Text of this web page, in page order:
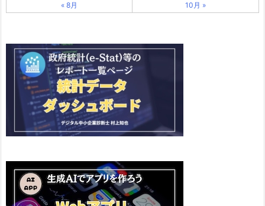
« 8月 10月 »